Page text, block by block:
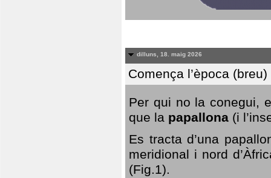
dilluns, 18. maig 2026
Comença l’època
Per qui no la conegui,
que la papallona (i
Es tracta d’una
meridional i nord
(Fig.1).